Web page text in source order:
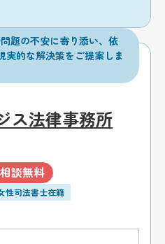
題の不安に寄り添い、依
実的な解決策をご提案しま
ス法律事務所
談無料
性司法書士在籍